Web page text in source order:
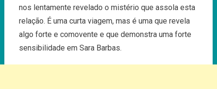
nos lentamente revelado o mistério que assola esta
relação. É uma curta viagem, mas é uma que revela
algo forte e comovente e que demonstra uma forte
sensibilidade em Sara Barbas.